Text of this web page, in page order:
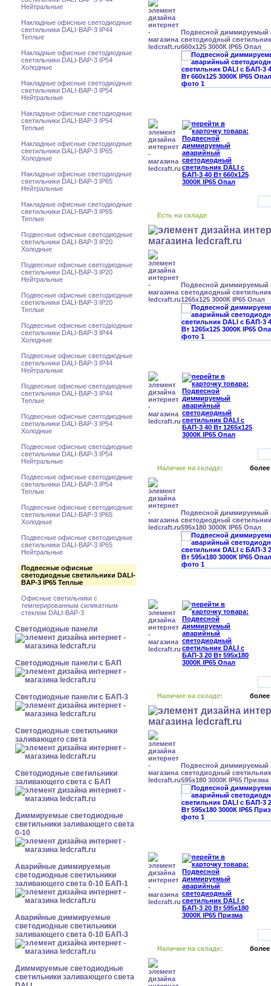
Нейтральные
Накладные офисные светодиодные
светильники DALI-BAP-3 IP44
Теплые
Накладные офисные светодиодные
светильники DALI-BAP-3 IP54
Холодные
Накладные офисные светодиодные
светильники DALI-BAP-3 IP54
Нейтральные
Накладные офисные светодиодные
светильники DALI-BAP-3 IP54
Теплые
Накладные офисные светодиодные
светильники DALI-BAP-3 IP65
Холодные
Накладные офисные светодиодные
светильники DALI-BAP-3 IP65
Нейтральные
Накладные офисные светодиодные
светильники DALI-BAP-3 IP65
Теплые
Подвесные офисные светодиодные
светильники DALI-BAP-3 IP20
Холодные
Подвесные офисные светодиодные
светильники DALI-BAP-3 IP20
Нейтральные
Подвесные офисные светодиодные
светильники DALI-BAP-3 IP20
Теплые
Подвесные офисные светодиодные
светильники DALI-BAP-3 IP44
Холодные
Подвесные офисные светодиодные
светильники DALI-BAP-3 IP44
Нейтральные
Подвесные офисные светодиодные
светильники DALI-BAP-3 IP44
Теплые
Подвесные офисные светодиодные
светильники DALI-BAP-3 IP54
Холодные
Подвесные офисные светодиодные
светильники DALI-BAP-3 IP54
Нейтральные
Подвесные офисные светодиодные
светильники DALI-BAP-3 IP54
Теплые
Подвесные офисные светодиодные
светильники DALI-BAP-3 IP65
Холодные
Подвесные офисные светодиодные
светильники DALI-BAP-3 IP65
Нейтральные
Подвесные офисные
светодиодные светильники DALI-
BAP-3 IP65 Теплые
Офисные светильники с
темперированным силикатным
стеклом DALI-BAP-3
Cветодиодные панели
Cветодиодные панели с БАП
Cветодиодные панели с БАП-3
Светодиодные светильники
заливающего света
Светодиодные светильники
заливающего света с БАП
Диммируемые светодиодные
светильники заливающего света
0-10
Аварийные диммируемые
светодиодные светильники
заливающего света 0-10 БАП-1
Аварийные диммируемые
светодиодные светильники
заливающего света 0-10 БАП-3
Диммируемые светодиодные
светильники заливающего света
Подвесной диммируемый
светодиодный
660x125 3000К IP65 Опал
Есть на складе
Подвесной диммируемый
светодиодный
1265x125 3000К IP65 Опал
Наличие на складе: более
Подвесной диммируемый
светодиодный
595x180 3000К IP65 Опал
Наличие на складе: более
Подвесной диммируемый
светодиодный
595x180 3000К IP65 Призма
Наличие на складе: более